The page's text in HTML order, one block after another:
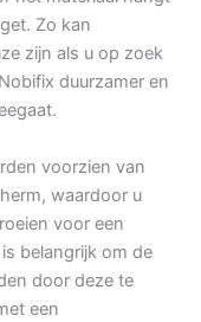
Zo kan
zijn als u op zoek
duurzamer en
voorzien van
waardoor u
voor een
belangrijk om de
door deze te
een